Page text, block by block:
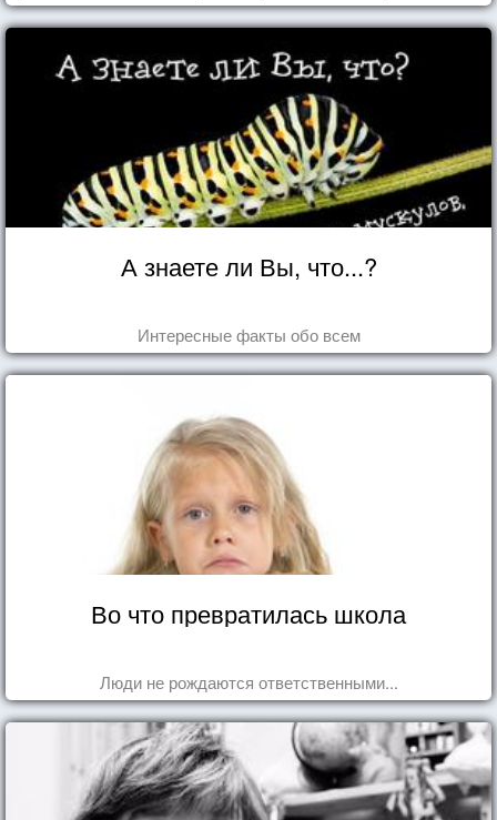
А знаете ли Вы, что...?
Интересные факты обо всем
Во что превратилась школа
Люди не рождаются ответственными...